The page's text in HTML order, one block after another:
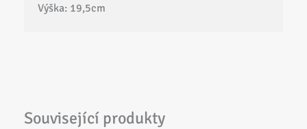
Výška: 19,5cm
Související produkty